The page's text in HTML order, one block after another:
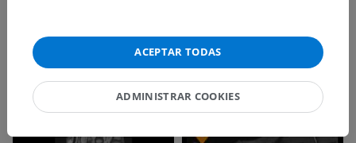
ACEPTAR TODAS
ADMINISTRAR COOKIES